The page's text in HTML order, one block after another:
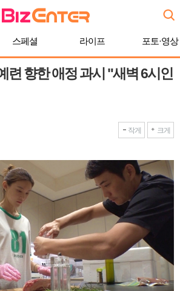
스페셜 라이프 포토·영상
련 향한 애정 과시 "새벽 6시인
작게 크게